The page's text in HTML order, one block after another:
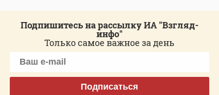
Подпишитесь на рассылку ИА "Взгляд-
инфо"
Только самое важное за день
Подписаться